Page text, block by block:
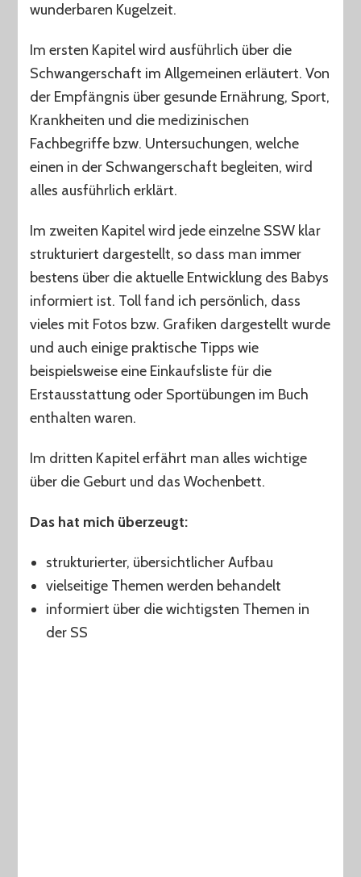
wunderbaren Kugelzeit.
Im ersten Kapitel wird ausführlich über die
Schwangerschaft im Allgemeinen erläutert. Von
der Empfängnis über gesunde Ernährung, Sport,
Krankheiten und die medizinischen
Fachbegriffe bzw. Untersuchungen, welche
einen in der Schwangerschaft begleiten, wird
alles ausführlich erklärt.
Im zweiten Kapitel wird jede einzelne SSW klar
strukturiert dargestellt, so dass man immer
bestens über die aktuelle Entwicklung des Babys
informiert ist. Toll fand ich persönlich, dass
vieles mit Fotos bzw. Grafiken dargestellt wurde
und auch einige praktische Tipps wie
beispielsweise eine Einkaufsliste für die
Erstausstattung oder Sportübungen im Buch
enthalten waren.
Im dritten Kapitel erfährt man alles wichtige
über die Geburt und das Wochenbett.
Das hat mich überzeugt:
strukturierter, übersichtlicher Aufbau
vielseitige Themen werden behandelt
informiert über die wichtigsten Themen in
der SS